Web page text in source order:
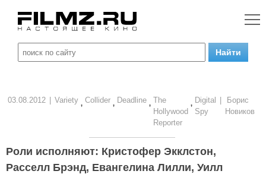
03.08.2012 Variety , Collider , Deadline , The
Hollywood
Reporter
, Digital
Spy
Борис
Новиков
Роли исполняют: Кристофер Экклстон,
Расселл Брэнд, Евангелина Лилли, Уилл